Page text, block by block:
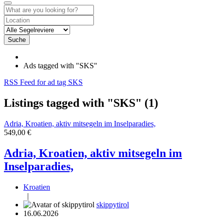
Suche
Ads tagged with "SKS"
RSS Feed for ad tag SKS
Listings tagged with "SKS" (1)
Adria, Kroatien, aktiv mitsegeln im Inselparadies,
549,00 €
Adria, Kroatien, aktiv mitsegeln im
Inselparadies,
Kroatien
|
skippytirol
16.06.2026